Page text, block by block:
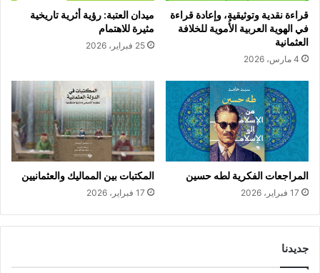
قراءة نقدية وتوثيقية، وإعادة قراءة
في الهوية العربية الأُموية للخلافة
العثمانية
4 مارس، 2026
ميدان العتبة: رؤية أثرية تاريخية
مثيرة للاهتمام
25 فبراير، 2026
المراجعات الفكرية لطه حسين
17 فبراير، 2026
المكتبات بين المماليك والعثمانيين
17 فبراير، 2026
جديدنا